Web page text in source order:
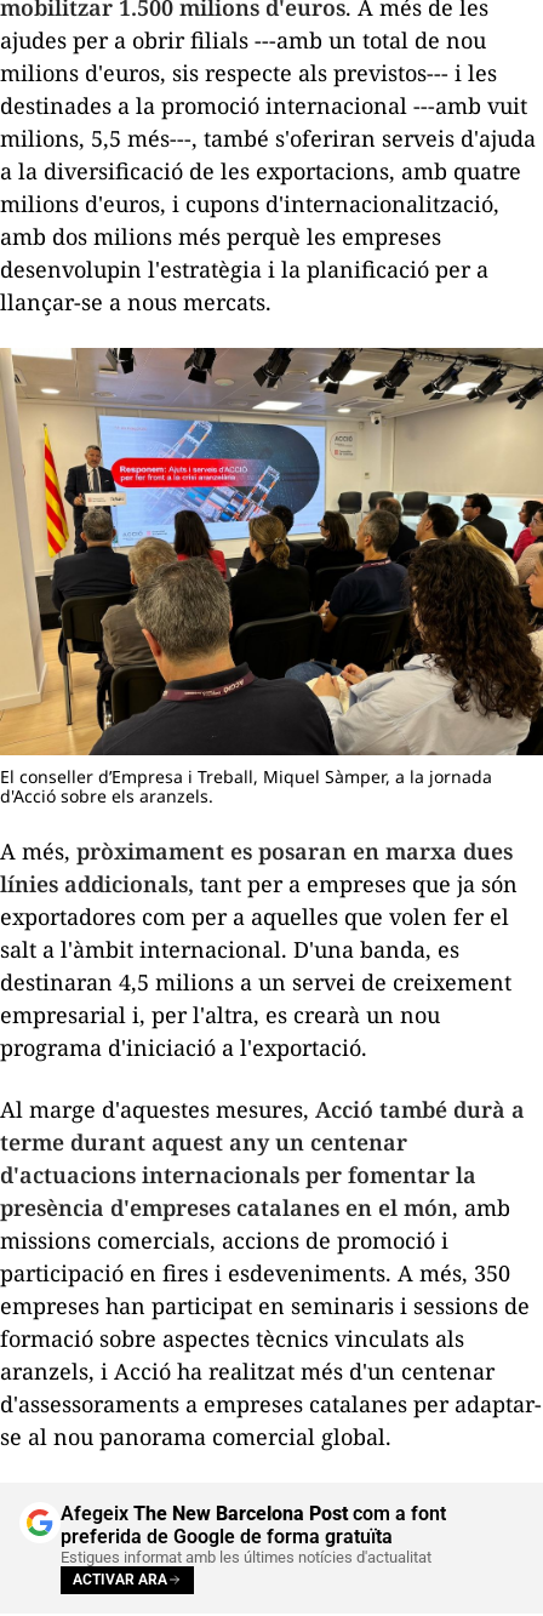
mobilitzar 1.500 milions d'euros. A més de les
ajudes per a obrir filials ---amb un total de nou
milions d'euros, sis respecte als previstos--- i les
destinades a la promoció internacional ---amb vuit
milions, 5,5 més---, també s'oferiran serveis d'ajuda
a la diversificació de les exportacions, amb quatre
milions d'euros, i cupons d'internacionalització,
amb dos milions més perquè les empreses
desenvolupin l'estratègia i la planificació per a
llançar-se a nous mercats.
El conseller d’Empresa i Treball, Miquel Sàmper, a la jornada
d'Acció sobre els aranzels.
A més, pròximament es posaran en marxa dues
línies addicionals, tant per a empreses que ja són
exportadores com per a aquelles que volen fer el
salt a l'àmbit internacional. D'una banda, es
destinaran 4,5 milions a un servei de creixement
empresarial i, per l'altra, es crearà un nou
programa d'iniciació a l'exportació.
Al marge d'aquestes mesures, Acció també durà a
terme durant aquest any un centenar
d'actuacions internacionals per fomentar la
presència d'empreses catalanes en el món, amb
missions comercials, accions de promoció i
participació en fires i esdeveniments. A més, 350
empreses han participat en seminaris i sessions de
formació sobre aspectes tècnics vinculats als
aranzels, i Acció ha realitzat més d'un centenar
d'assessoraments a empreses catalanes per adaptar-
se al nou panorama comercial global.
Afegeix The New Barcelona Postcom a font
preferida de Google de forma gratuïta
Estigues informat amb les últimes notícies d'actualitat
ACTIVAR ARA